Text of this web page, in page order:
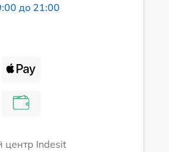
до 21:00
Indesit